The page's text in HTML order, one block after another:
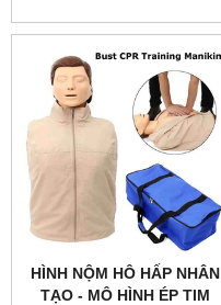
HÌNH NỘM HÔ HẤP NHÂN
TẠO - MÔ HÌNH ÉP TIM